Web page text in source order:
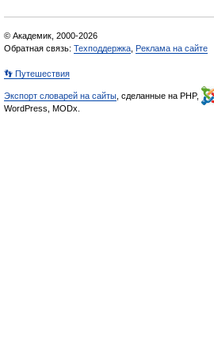
© Академик, 2000-2026
Обратная связь: Техподдержка Реклама на сайте
👣 Путешествия
Экспорт словарей на сайты , сделанные на PHP,
WordPress, MODx.